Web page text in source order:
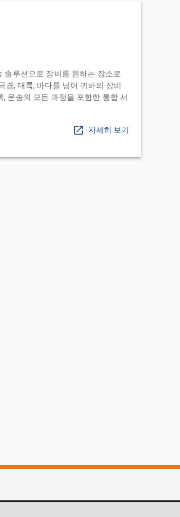
솔루션으로 장비를 원하는 장소로
경, 대륙, 바다를 넘어 귀하의 장비
운송의 모든 과정을 포함한 통합 서
자세히 보기